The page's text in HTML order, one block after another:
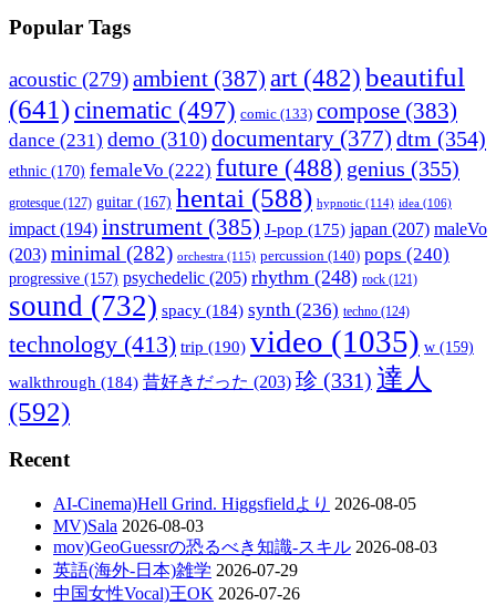
Popular Tags
acoustic (279)ambient (387) art (482) beautiful
(641)cinematic (497) comic (133) compose (383)
dance (231) demo (310)documentary (377) dtm (354)
ethnic (170) femaleVo (222) future (488) genius (355)
grotesque (127) guitar (167) hentai (588) hypnotic (114) idea (106)
impact (194) instrument (385) J-pop (175) japan (207) maleVo
(203) minimal (282) orchestra (115) percussion (140) pops (240)
progressive (157) psychedelic (205) rhythm (248) rock (121)
sound (732) spacy (184) synth (236) techno (124)
technology (413) trip (190) video (1035) w (159)
walkthrough (184) 昔好きだった (203) 珍 (331) 達人
(592)
Recent
AI-Cinema)Hell Grind. Higgsfieldより 2026-08-05
MV)Sala 2026-08-03
mov)GeoGuessrの恐るべき知識-スキル 2026-08-03
英語(海外-日本)雑学 2026-07-29
中国女性Vocal)王OK 2026-07-26